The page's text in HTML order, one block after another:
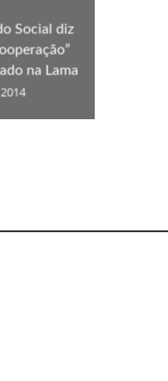
Social diz
na Lama